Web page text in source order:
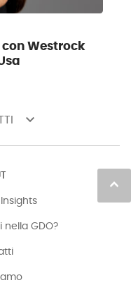
Westrock
keyboard_arrow_down
keyboard_arrow_up
nella GDO?